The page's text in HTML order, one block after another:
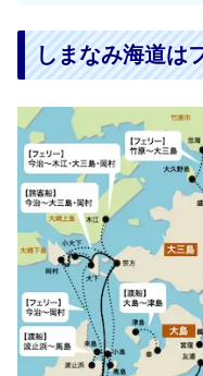
しまなみ海道は